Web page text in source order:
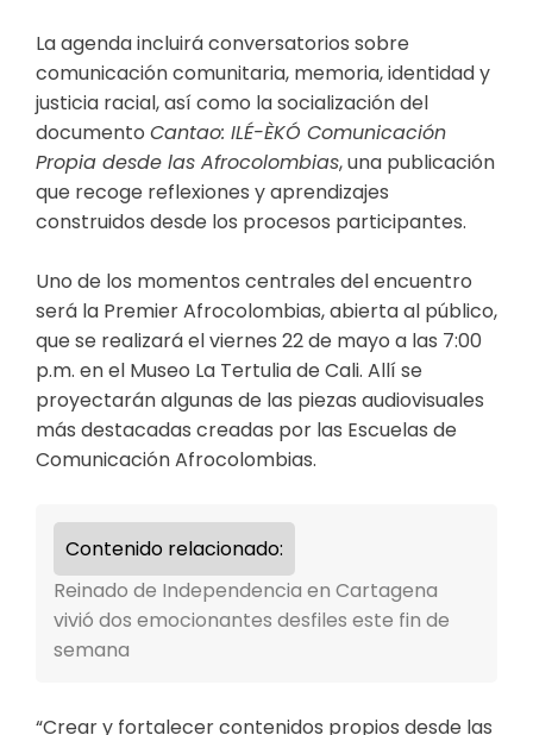
La agenda incluirá conversatorios sobre
comunicación comunitaria, memoria, identidad y
justicia racial, así como la socialización del
documento Cantao: ILÉ-ÈKÓ Comunicación
Propia desde las Afrocolombias, una publicación
que recoge reflexiones y aprendizajes
construidos desde los procesos participantes.
Uno de los momentos centrales del encuentro
será la Premier Afrocolombias, abierta al público,
que se realizará el viernes 22 de mayo a las 7:00
p.m. en el Museo La Tertulia de Cali. Allí se
proyectarán algunas de las piezas audiovisuales
más destacadas creadas por las Escuelas de
Comunicación Afrocolombias.
Contenido relacionado:
Reinado de Independencia en Cartagena
vivió dos emocionantes desfiles este fin de
semana
“Crear y fortalecer contenidos propios desde las